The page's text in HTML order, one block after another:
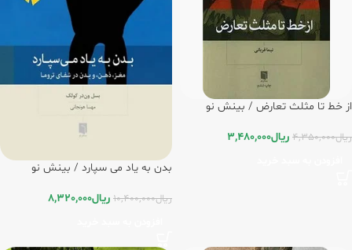
از خط تا مثلث تعارض / بینش نو
ریال4,350,000 ریال3,480,000
بدن به یاد می سپارد / بینش نو
ریال10,400,000 ریال8,320,000